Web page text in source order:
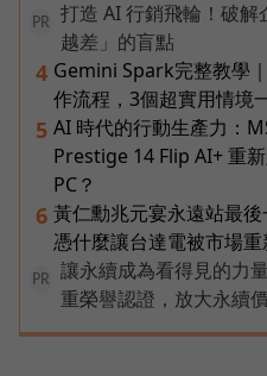
PR
打造 AI 行銷飛輪！破
越差」的盲點
4 Gemini Spark完整教學
作流程，3個超實用情境
5 AI 時代的行動生產力：
Prestige 14 Flip AI+ 重
PC？
6 黃仁勳兆元宴永遠站最
憑什麼讓台達電被市場重
PR
讓永續成為看得見的力
重榮譽認證，放大永續